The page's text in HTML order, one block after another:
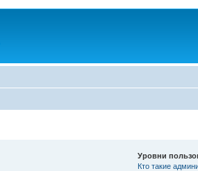
Уровни
Кто такие